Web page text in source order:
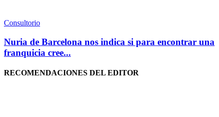
Consultorio
Nuria de Barcelona nos indica si para encontrar una
franquicia cree...
RECOMENDACIONES DEL EDITOR